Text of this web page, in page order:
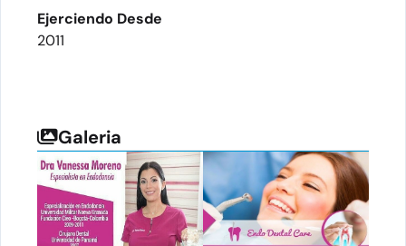
Ejerciendo Desde
2011
Galeria